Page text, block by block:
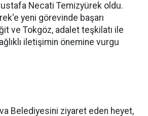
Necati Temizyürek oldu.
yeni görevinde başarı
ve Tokgöz, adalet teşkilatı ile
iletişimin önemine vurgu
Belediyesini ziyaret eden heyet,